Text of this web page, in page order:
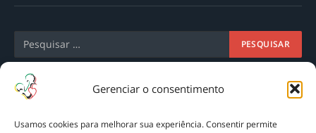
Gerenciar o consentimento
Usamos cookies para melhorar sua experiência. Consentir permite